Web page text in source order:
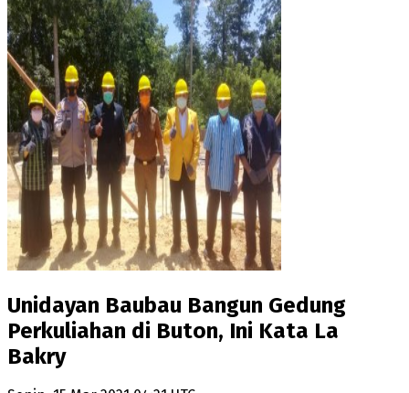
Unidayan Baubau Bangun Gedung
Perkuliahan di Buton, Ini Kata La
Bakry